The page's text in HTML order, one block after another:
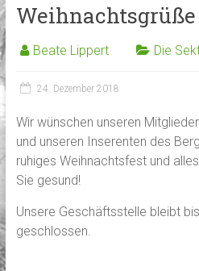
Weihnachtsgrüße
Beate Lippert Die
24. Dezember 2018
Wir wünschen unseren
und unseren Inserenten des
ruhiges Weihnachtsfest und
Sie gesund!
Unsere Geschäftsstelle bleibt
geschlossen.